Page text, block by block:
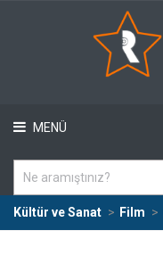
MENÜ
Kültür ve Sanat Film